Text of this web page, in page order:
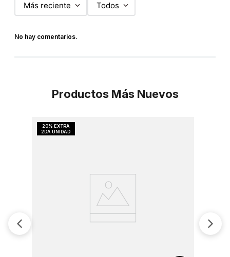
Más reciente Todos
No hay comentarios.
Productos Más Nuevos